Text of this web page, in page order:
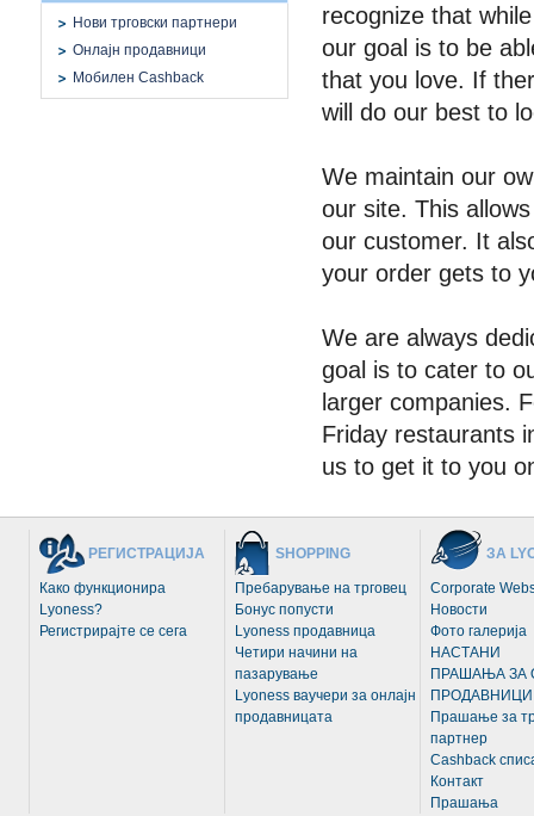
Нови трговски партнери
Онлајн продавници
Мобилен Cashback
recognize that
our goal is to be
that you love. If
will do our best to
We maintain our
our site. This
our customer. It
your order gets to
We are always
goal is to cater to
larger companies.
Friday restaurants
us to get it to you
РЕГИСТРАЦИЈА
Како функционира
Lyoness?
Регистрирајте се сега
SHOPPING
Пребарување на трговец
Бонус попусти
Lyoness продавница
Четири начини на
пазарување
Lyoness ваучери за онлајн
продавницата
ЗА
Corporate
Новости
Фото галерија
НАСТАНИ
ПРАШАЊА ЗА
ПРОДАВНИЦИ
Прашање за
партнер
Cashback
Контакт
Прашања